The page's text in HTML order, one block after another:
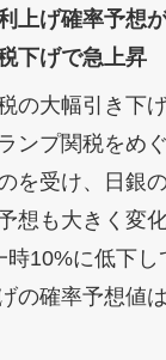
上げ確率予想
下げで急上昇
の大幅引き下
ンプ関税をめ
を受け、日銀
想も大きく変
時10%に低下し
の確率予想値